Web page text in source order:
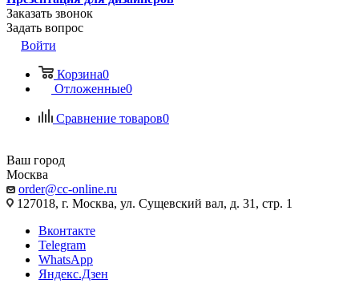
Заказать звонок
Задать вопрос
Войти
Корзина0
Отложенные0
Сравнение товаров0
Ваш город
Москва
order@cc-online.ru
127018, г. Москва, ул. Сущевский вал, д. 31, стр. 1
Вконтакте
Telegram
WhatsApp
Яндекс.Дзен